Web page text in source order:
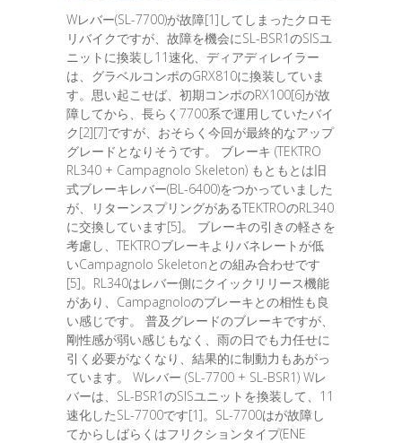
Wレバー(SL-7700)が故障[1]してしまったクロモ
リバイクですが、故障を機会にSL-BSR1のSISユ
ニットに換装し11速化、ディアディレイラー
は、グラベルコンポのGRX810に換装していま
す。思い起こせば、初期コンポのRX100[6]が故
障してから、長らく7700系で運用していたバイ
ク[2][7]ですが、おそらく今回が最終的なアップ
グレードとなりそうです。 ブレーキ (TEKTRO
RL340 + Campagnolo Skeleton) もともとは旧
式ブレーキレバー(BL-6400)をつかっていました
が、リターンスプリングがあるTEKTROのRL340
に交換しています[5]。 ブレーキの引きの軽さを
考慮し、TEKTROブレーキよりバネレートが低
いCampagnolo Skeletonとの組み合わせです
[5]。RL340はレバー側にクイックリリース機能
があり、Campagnoloのブレーキとの相性も良
い感じです。 普及グレードのブレーキですが、
剛性感が弱い感じもなく、雨の日でも力任せに
引く必要がなくなり、結果的に制動力もあがっ
ています。 Wレバー (SL-7700 + SL-BSR1) Wレ
バーは、SL-BSR1のSISユニットを換装して、11
速化したSL-7700です[1]。SL-7700はが故障し
てからしばらくはフリクションタイプ(ENE